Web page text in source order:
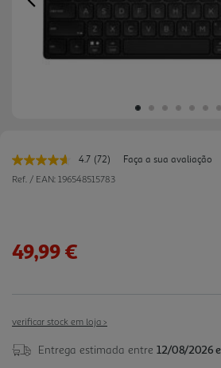
Previous
4.7 Leu
72
(72)
Faça a sua avaliação
Ref. / EAN: 196548515783
49,99 €
verificar stock em loja >
Entrega estimada entre 12/08/2026